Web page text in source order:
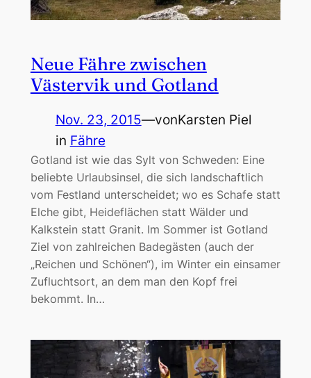
Neue Fähre zwischen
Västervik und Gotland
Nov. 23, 2015—vonKarsten Piel
in Fähre
Gotland ist wie das Sylt von Schweden: Eine
beliebte Urlaubsinsel, die sich landschaftlich
vom Festland unterscheidet; wo es Schafe statt
Elche gibt, Heideflächen statt Wälder und
Kalkstein statt Granit. Im Sommer ist Gotland
Ziel von zahlreichen Badegästen (auch der
„Reichen und Schönen“), im Winter ein einsamer
Zufluchtsort, an dem man den Kopf frei
bekommt. In…